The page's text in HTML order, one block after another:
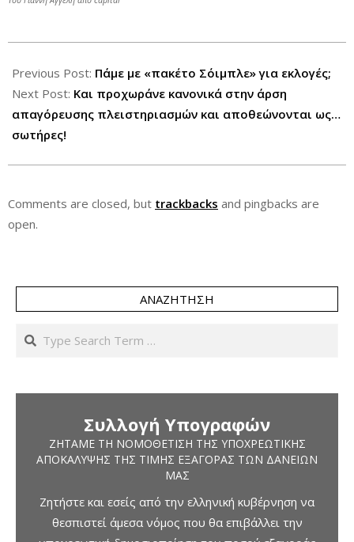
08-
22
Previous Post: Πάμε με «πακέτο Σόιμπλε» για εκλογές;
Next Post: Και προχωράνε κανονικά στην άρση
απαγόρευσης πλειστηριασμών και αποθεώνονται ως…
σωτήρες!
Comments are closed, but trackbacks and pingbacks are
open.
ΑΝΑΖΉΤΗΣΗ
Search
Συλλογή Υπογραφών
ΖΗΤΆΜΕ ΤΗ ΝΟΜΟΘΈΤΙΣΗ ΤΗΣ ΥΠΟΧΡΕΩΤΙΚΉΣ
ΑΠΟΚΆΛΥΨΗΣ ΤΗΣ ΤΙΜΉΣ ΕΞΑΓΟΡΆΣ ΤΩΝ ΔΑΝΕΊΩΝ
ΜΑΣ
Ζητήστε και εσείς από την ελληνική κυβέρνηση να
θεσπιστεί άμεσα νόμος που θα επιβάλλει την